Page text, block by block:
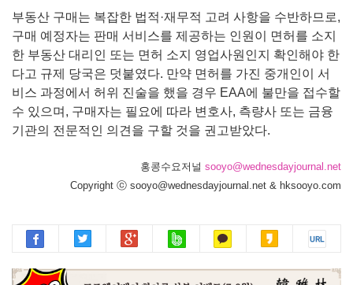
부동산 구매는 복잡한 법적·재무적 고려 사항을 수반하므로,
구매 예정자는 판매 서비스를 제공하는 인원이 면허를 소지
한 부동산 대리인 또는 면허 소지 영업사원인지 확인해야 한
다고 규제 당국은 덧붙였다. 만약 면허를 가진 중개인이 서
비스 과정에서 허위 진술을 했을 경우 EAA에 불만을 접수할
수 있으며, 구매자는 필요에 따라 변호사, 측량사 또는 금융
기관의 전문적인 의견을 구할 것을 권고받았다.
홍콩수요저널 sooyo@wednesdayjournal.net
Copyright ⓒ sooyo@wednesdayjournal.net & hksooyo.com